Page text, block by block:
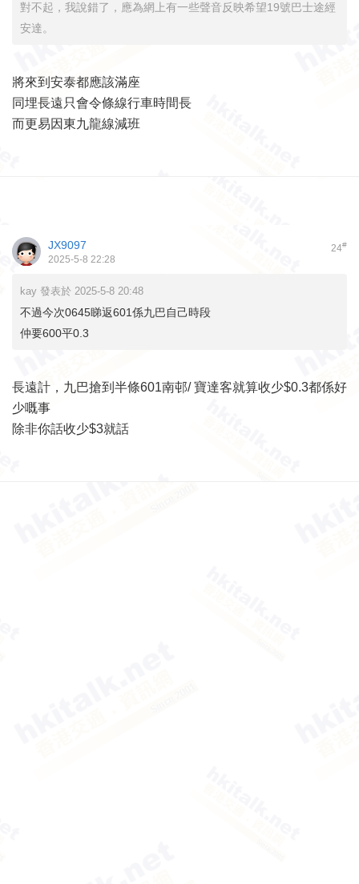
對不起，我說錯了，應為網上有一些聲音反映希望19號巴士途經
安達。
將來到安泰都應該滿座
同埋長遠只會令條線行車時間長
而更易因東九龍線減班
24#
JX9097
2025-5-8 22:28
kay 發表於 2025-5-8 20:48
不過今次0645睇返601係九巴自己時段
仲要600平0.3
長遠計，九巴搶到半條601南邨/ 寶達客就算收少$0.3都係好
少嘅事
除非你話收少$3就話